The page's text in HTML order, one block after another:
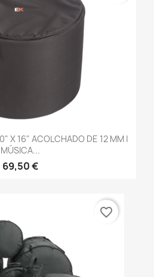
X 16" ACOLCHADO DE 12 MM |
MÚSICA...
69,50 €
favorite_border